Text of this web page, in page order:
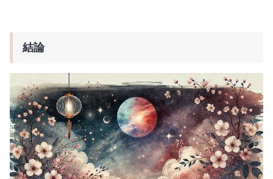
結論